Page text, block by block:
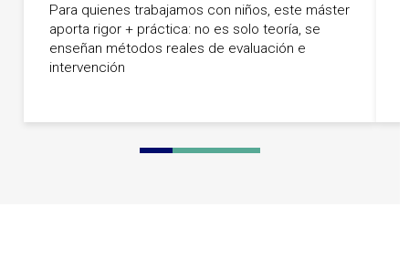
Para quienes trabajamos con niños, este máster
aporta rigor + práctica: no es solo teoría, se
enseñan métodos reales de evaluación e
intervención
0 1 2 3 4 5 6 7 8